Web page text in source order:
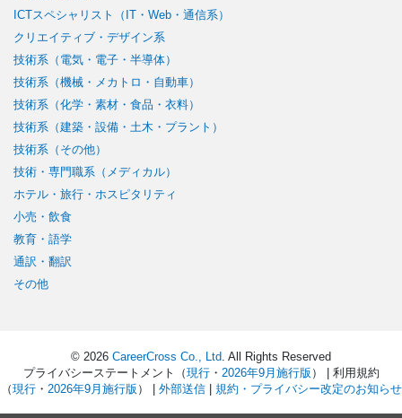
ICTスペシャリスト（IT・Web・通信系）
クリエイティブ・デザイン系
技術系（電気・電子・半導体）
技術系（機械・メカトロ・自動車）
技術系（化学・素材・食品・衣料）
技術系（建築・設備・土木・プラント）
技術系（その他）
技術・専門職系（メディカル）
ホテル・旅行・ホスピタリティ
小売・飲食
教育・語学
通訳・翻訳
その他
© 2026 CareerCross Co., Ltd . All Rights Reserved
プライバシーステートメント（現行・ 2026年9月施行版 ） | 利用規約
（現行・ 2026年9月施行版 ） | 外部送信| 規約・プライバシー改定のお知らせ